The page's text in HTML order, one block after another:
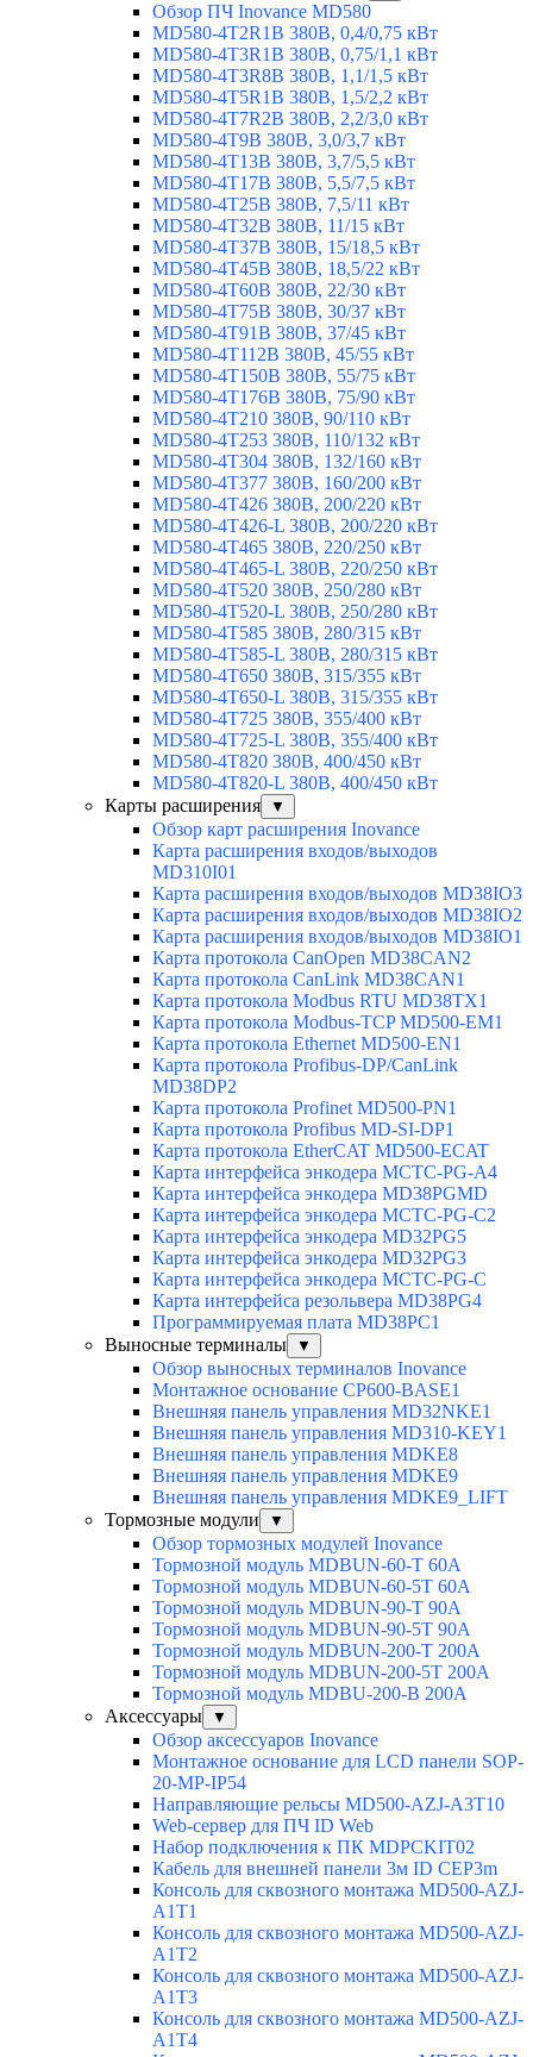
Обзор ПЧ Inovance MD580
MD580-4T2R1B 380В, 0,4/0,75 кВт
MD580-4T3R1B 380В, 0,75/1,1 кВт
MD580-4T3R8B 380В, 1,1/1,5 кВт
MD580-4T5R1B 380В, 1,5/2,2 кВт
MD580-4T7R2B 380В, 2,2/3,0 кВт
MD580-4T9B 380В, 3,0/3,7 кВт
MD580-4T13B 380В, 3,7/5,5 кВт
MD580-4T17B 380В, 5,5/7,5 кВт
MD580-4T25B 380В, 7,5/11 кВт
MD580-4T32B 380В, 11/15 кВт
MD580-4T37B 380В, 15/18,5 кВт
MD580-4T45B 380В, 18,5/22 кВт
MD580-4T60B 380В, 22/30 кВт
MD580-4T75B 380В, 30/37 кВт
MD580-4T91B 380В, 37/45 кВт
MD580-4T112B 380В, 45/55 кВт
MD580-4T150B 380В, 55/75 кВт
MD580-4T176B 380В, 75/90 кВт
MD580-4T210 380В, 90/110 кВт
MD580-4T253 380В, 110/132 кВт
MD580-4T304 380В, 132/160 кВт
MD580-4T377 380В, 160/200 кВт
MD580-4T426 380В, 200/220 кВт
MD580-4T426-L 380В, 200/220 кВт
MD580-4T465 380В, 220/250 кВт
MD580-4T465-L 380В, 220/250 кВт
MD580-4T520 380В, 250/280 кВт
MD580-4T520-L 380В, 250/280 кВт
MD580-4T585 380В, 280/315 кВт
MD580-4T585-L 380В, 280/315 кВт
MD580-4T650 380В, 315/355 кВт
MD580-4T650-L 380В, 315/355 кВт
MD580-4T725 380В, 355/400 кВт
MD580-4T725-L 380В, 355/400 кВт
MD580-4T820 380В, 400/450 кВт
MD580-4T820-L 380В, 400/450 кВт
Карты расширения
▼
Обзор карт расширения Inovance
Карта расширения входов/выходов
MD310I01
Карта расширения входов/выходов MD38IO3
Карта расширения входов/выходов MD38IO2
Карта расширения входов/выходов MD38IO1
Карта протокола CanOpen MD38CAN2
Карта протокола CanLink MD38CAN1
Карта протокола Modbus RTU MD38TX1
Карта протокола Modbus-TCP MD500-EM1
Карта протокола Ethernet MD500-EN1
Карта протокола Profibus-DP/CanLink
MD38DP2
Карта протокола Profinet MD500-PN1
Карта протокола Profibus MD-SI-DP1
Карта протокола EtherCAT MD500-ECAT
Карта интерфейса энкодера MCTC-PG-A4
Карта интерфейса энкодера MD38PGMD
Карта интерфейса энкодера MCTC-PG-C2
Карта интерфейса энкодера MD32PG5
Карта интерфейса энкодера MD32PG3
Карта интерфейса энкодера MCTC-PG-C
Карта интерфейса резольвера MD38PG4
Программируемая плата MD38PC1
Выносные терминалы
▼
Обзор выносных терминалов Inovance
Монтажное основание CP600-BASE1
Внешняя панель управления MD32NKE1
Внешняя панель управления MD310-KEY1
Внешняя панель управления MDKE8
Внешняя панель управления MDKE9
Внешняя панель управления MDKE9_LIFT
Тормозные модули
▼
Обзор тормозных модулей Inovance
Тормозной модуль MDBUN-60-T 60A
Тормозной модуль MDBUN-60-5T 60A
Тормозной модуль MDBUN-90-T 90A
Тормозной модуль MDBUN-90-5T 90A
Тормозной модуль MDBUN-200-T 200A
Тормозной модуль MDBUN-200-5T 200A
Тормозной модуль MDBU-200-B 200A
Аксессуары
▼
Обзор аксессуаров Inovance
Монтажное основание для LCD панели SOP-
20-MP-IP54
Направляющие рельсы MD500-AZJ-A3T10
Web-сервер для ПЧ ID Web
Набор подключения к ПК MDPCKIT02
Кабель для внешней панели 3м ID CEP3m
Консоль для сквозного монтажа MD500-AZJ-
A1T1
Консоль для сквозного монтажа MD500-AZJ-
A1T2
Консоль для сквозного монтажа MD500-AZJ-
A1T3
Консоль для сквозного монтажа MD500-AZJ-
A1T4